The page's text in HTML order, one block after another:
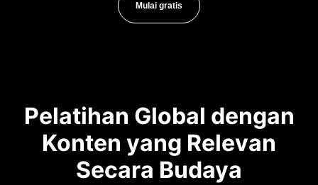
Mulai gratis
Pelatihan Global dengan
Konten yang Relevan
Secara Budaya